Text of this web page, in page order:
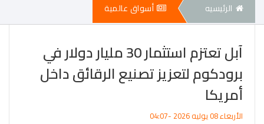
الرئيسيه أسواق عالمية
آبل تعتزم استثمار 30 مليار دولار في
برودكوم لتعزيز تصنيع الرقائق داخل
أمريكا
الأربعاء 08 يوليه 2026 -04:07